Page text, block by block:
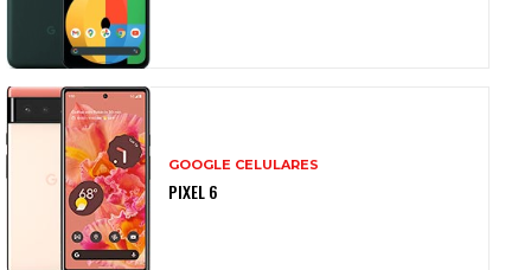
GOOGLE CELULARES
PIXEL 6